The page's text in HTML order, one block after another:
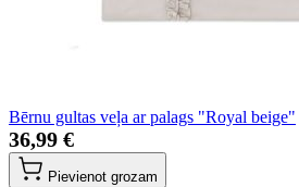
Bērnu gultas veļa ar palags "Royal beige"
36,99 €
Pievienot grozam